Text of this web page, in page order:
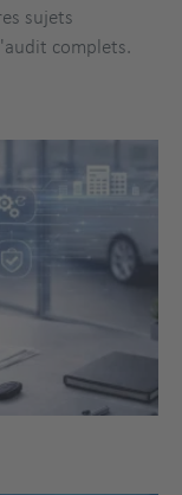
sujets
complets.